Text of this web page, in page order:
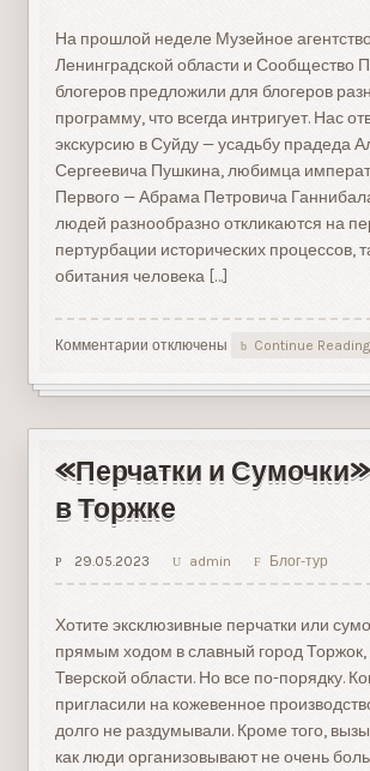
На прошлой неделе Музейное
Ленинградской области и Сообщество
блогеров предложили для блогеров
программу, что всегда интригует. Нас
экскурсию в Суйду — усадьбу прадеда
Сергеевича Пушкина, любимца
Первого — Абрама Петровича
людей разнообразно откликаются на
пертурбации исторических процессов,
обитания человека […]
Комментарии к
Открываем
отключены Continue Reading
«Перчатки и Сумочки»
в Торжке
29.05.2023 admin Блог-тур
Хотите эксклюзивные перчатки или
прямым ходом в славный город Торжок,
Тверской области. Но все по-порядку.
пригласили на кожевенное
долго не раздумывали. Кроме того,
как люди организовывают не очень